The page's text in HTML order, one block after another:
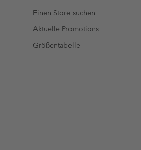
Einen Store suchen
Aktuelle Promotions
Größentabelle